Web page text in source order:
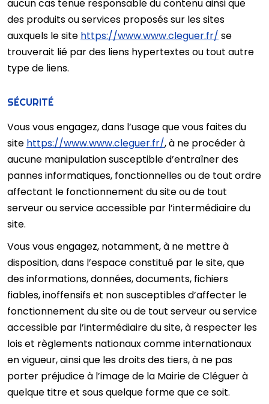
aucun cas tenue responsable du contenu ainsi que
des produits ou services proposés sur les sites
auxquels le site https://www.www.cleguer.fr/ se
trouverait lié par des liens hypertextes ou tout autre
type de liens.
SÉCURITÉ
Vous vous engagez, dans l’usage que vous faites du
site https://www.www.cleguer.fr/, à ne procéder à
aucune manipulation susceptible d’entraîner des
pannes informatiques, fonctionnelles ou de tout ordre
affectant le fonctionnement du site ou de tout
serveur ou service accessible par l’intermédiaire du
site.
Vous vous engagez, notamment, à ne mettre à
disposition, dans l’espace constitué par le site, que
des informations, données, documents, fichiers
fiables, inoffensifs et non susceptibles d’affecter le
fonctionnement du site ou de tout serveur ou service
accessible par l’intermédiaire du site, à respecter les
lois et règlements nationaux comme internationaux
en vigueur, ainsi que les droits des tiers, à ne pas
porter préjudice à l’image de la Mairie de Cléguer à
quelque titre et sous quelque forme que ce soit.